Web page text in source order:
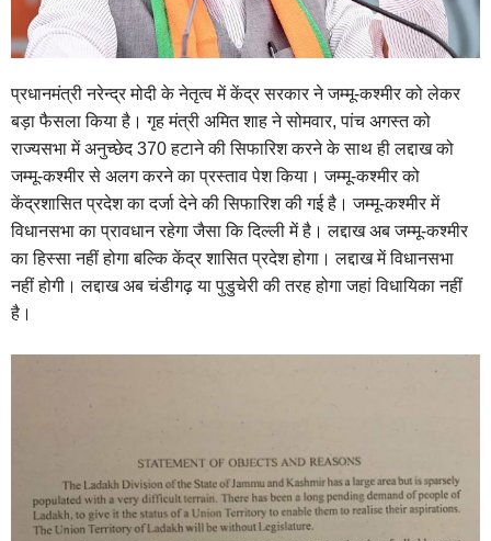
प्रधानमंत्री नरेन्द्र मोदी के नेतृत्व में केंद्र सरकार ने जम्मू-कश्मीर को लेकर
बड़ा फैसला किया है। गृह मंत्री अमित शाह ने सोमवार, पांच अगस्त को
राज्यसभा में अनुच्छेद 370 हटाने की सिफारिश करने के साथ ही लद्दाख को
जम्मू-कश्मीर से अलग करने का प्रस्ताव पेश किया। जम्मू-कश्मीर को
केंद्रशासित प्रदेश का दर्जा देने की सिफारिश की गई है। जम्मू-कश्मीर में
विधानसभा का प्रावधान रहेगा जैसा कि दिल्ली में है। लद्दाख अब जम्मू-कश्मीर
का हिस्सा नहीं होगा बल्कि केंद्र शासित प्रदेश होगा। लद्दाख में विधानसभा
नहीं होगी। लद्दाख अब चंडीगढ़ या पुडुचेरी की तरह होगा जहां विधायिका नहीं
है।